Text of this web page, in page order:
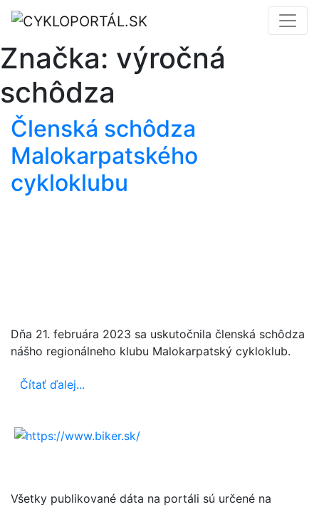
Značka: výročná
schôdza
Členská schôdza
Malokarpatského
cykloklubu
Dňa 21. februára 2023 sa uskutočnila členská schôdza
nášho regionálneho klubu Malokarpatský cykloklub.
Čítať ďalej...
Všetky publikované dáta na portáli sú určené na